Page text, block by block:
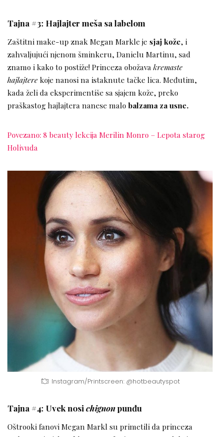
Tajna #3: Hajlajter meša sa labelom
Zaštitni make-up znak Megan Markle je sjaj kože, i
zahvaljujući njenom šminkeru, Danielu Martinu, sad
znamo i kako to postiže! Princeza obožava kremaste
hajlajterekoje nanosi na istaknute tačke lica. Međutim,
kada želi da eksperimentiše sa sjajem kože, preko
praškastog hajlajtera nanese malobalzama za usne.
Povezano: 8 beauty lekcija Merilin Monro – Lepota starog
Holivuda
Instagram/Printscreen: @hotbeautyspot
Tajna #4: Uvek nosi chignonpunđu
Oštrooki fanovi Megan Markl su primetili da princeza